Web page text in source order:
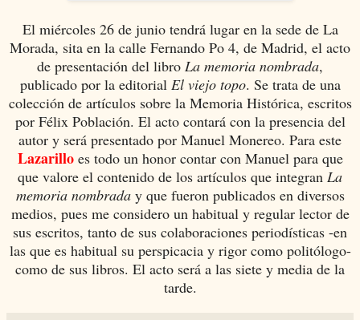
El miércoles 26 de junio tendrá lugar en la sede de La
Morada, sita en la calle Fernando Po 4, de Madrid, el acto
de presentación del libro La memoria nombrada,
publicado por la editorial El viejo topo. Se trata de una
colección de artículos sobre la Memoria Histórica, escritos
por Félix Población. El acto contará con la presencia del
autor y será presentado por Manuel Monereo. Para este
Lazarilloes todo un honor contar con Manuel para que
que valore el contenido de los artículos que integran La
memoria nombraday que fueron publicados en diversos
medios, pues me considero un habitual y regular lector de
sus escritos, tanto de sus colaboraciones periodísticas -en
las que es habitual su perspicacia y rigor como politólogo-
como de sus libros. El acto será a las siete y media de la
tarde.